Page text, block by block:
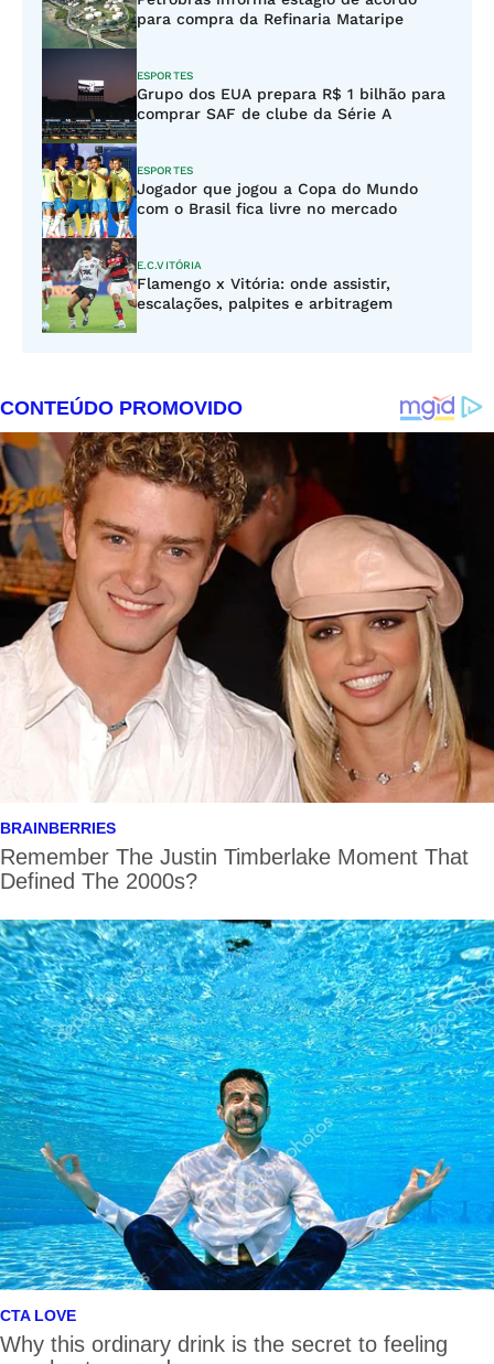
para compra da Refinaria Mataripe
ESPORTES
Grupo dos EUA prepara R$ 1 bilhão para
comprar SAF de clube da Série A
ESPORTES
Jogador que jogou a Copa do Mundo
com o Brasil fica livre no mercado
E.C.VITÓRIA
Flamengo x Vitória: onde assistir,
escalações, palpites e arbitragem